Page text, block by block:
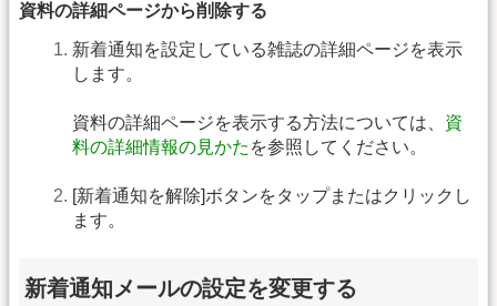
資料の詳細ページから削除する
新着通知を設定している雑誌の詳細ページを表示
します。
資料の詳細ページを表示する方法については、 資
料の詳細情報の見かた を参照してください。
[新着通知を解除]ボタンをタップまたはクリックし
ます。
新着通知メールの設定を変更する